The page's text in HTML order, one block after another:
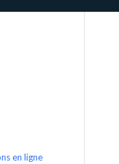
en ligne